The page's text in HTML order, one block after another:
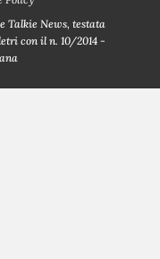
Talkie News, testata
con il n. 10/2014 -